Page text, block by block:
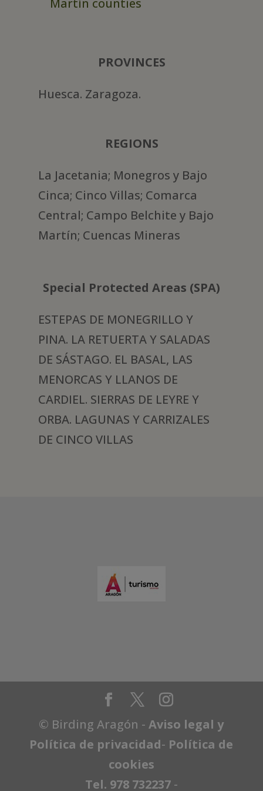
Martín counties
PROVINCES
Huesca. Zaragoza.
REGIONS
La Jacetania; Monegros y Bajo
Cinca; Cinco Villas; Comarca
Central; Campo Belchite y Bajo
Martín; Cuencas Mineras
Special Protected Areas (SPA)
ESTEPAS DE MONEGRILLO Y
PINA. LA RETUERTA Y SALADAS
DE SÁSTAGO. EL BASAL, LAS
MENORCAS Y LLANOS DE
CARDIEL. SIERRAS DE LEYRE Y
ORBA. LAGUNAS Y CARRIZALES
DE CINCO VILLAS
© Birding Aragón -Aviso legal y
Política de privacidad- Política de
cookies
Tel. 978 732237 -